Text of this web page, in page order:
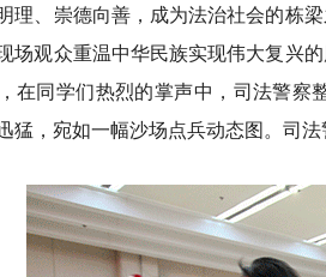
理、崇德向善，成为法治社会的栋
场观众重温中华民族实现伟大复兴
在同学们热烈的掌声中，司法警察
猛，宛如一幅沙场点兵动态图。司